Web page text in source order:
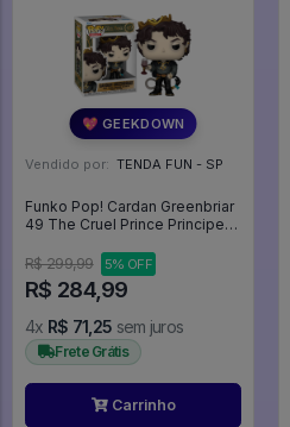
💖 GEEKDOWN
Vendido por: TENDA FUN - SP
Funko Pop! Cardan Greenbriar
49 The Cruel Prince Principe
R$ 299,99
5% OFF
R$ 284,99
4x R$ 71,25 sem juros
Frete Grátis
Carrinho